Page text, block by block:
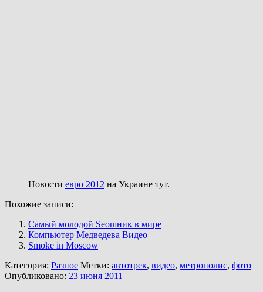
Новости евро 2012 на Украине тут.
Похожие записи:
Самый молодой Seoшник в мире
Компьютер Медведева Видео
Smoke in Moscow
Категория: Разное Метки: автотрек, видео, метрополис, фото
Опубликовано: 23 июня 2011